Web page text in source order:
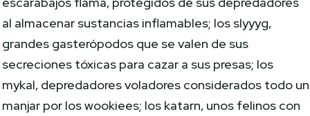
al almacenar sustancias inflamables; los slyyyg,
grandes gasterópodos que se valen de sus
secreciones tóxicas para cazar a sus presas; los
mykal, depredadores voladores considerados todo un
manjar por los wookiees; los katarn, unos felinos con